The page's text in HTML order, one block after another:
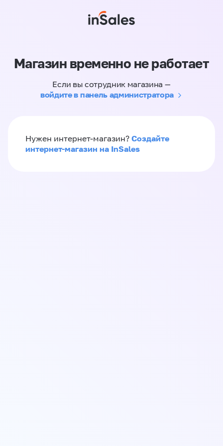
Магазин временно не работает
Если вы сотрудник магазина —
войдите в панель администратора
Нужен интернет-магазин? Создайте
интернет-магазин на InSales